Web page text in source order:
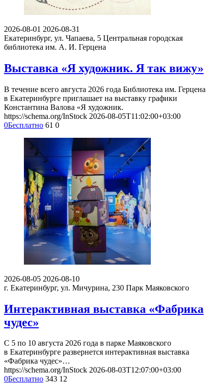
2026-08-01 2026-08-31
Екатеринбург, ул. Чапаева, 5 Центральная городская
библиотека им. А. И. Герцена
Выставка «Я художник. Я так вижу»
В течение всего августа 2026 года Библиотека им. Герцена
в Екатеринбурге приглашает на выставку графики
Константина Валова «Я художник.
https://schema.org/InStock 2026-08-05T11:02:00+03:00
0Бесплатно 61 0
2026-08-05 2026-08-10
г. Екатеринбург, ул. Мичурина, 230 Парк Маяковского
Интерактивная выставка «Фабрика
чудес»
С 5 по 10 августа 2026 года в парке Маяковского
в Екатеринбурге развернется интерактивная выставка
«Фабрика чудес»…
https://schema.org/InStock 2026-08-03T12:07:00+03:00
0Бесплатно 343 12